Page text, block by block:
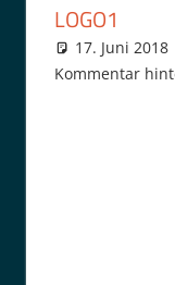
LOGO1
17. Juni 2018
Kommentar